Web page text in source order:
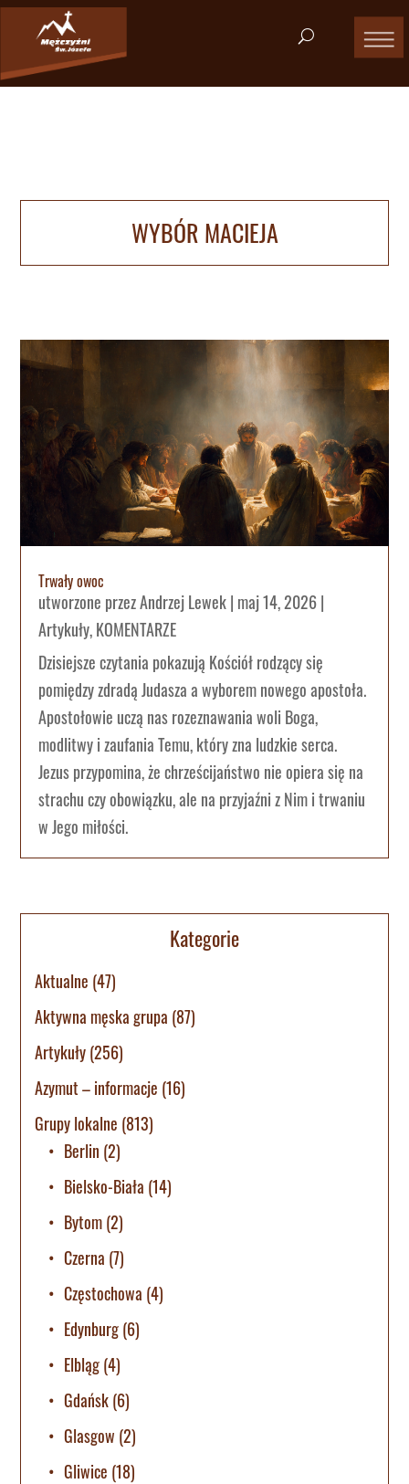
WYBÓR MACIEJA
Trwały owoc
utworzone przezAndrzej Lewek| maj 14, 2026|
Artykuły,KOMENTARZE
Dzisiejsze czytania pokazują Kościół rodzący się
pomiędzy zdradą Judasza a wyborem nowego apostoła.
Apostołowie uczą nas rozeznawania woli Boga,
modlitwy i zaufania Temu, który zna ludzkie serca.
Jezus przypomina, że chrześcijaństwo nie opiera się na
strachu czy obowiązku, ale na przyjaźni z Nim i trwaniu
w Jego miłości.
Kategorie
Aktualne (47)
Aktywna męska grupa (87)
Artykuły(256)
Azymut – informacje (16)
Grupy lokalne (813)
Berlin (2)
Bielsko-Biała (14)
Bytom(2)
Czerna (7)
Częstochowa (4)
Edynburg(6)
Elbląg(4)
Gdańsk(6)
Glasgow (2)
Gliwice (18)